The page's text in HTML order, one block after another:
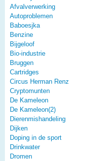
Afvalverwerking
Autoproblemen
Baboesjka
Benzine
Bijgeloof
Bio-industrie
Bruggen
Cartridges
Circus Herman Renz
Cryptomunten
De Kameleon
De Kameleon(2)
Dierenmishandeling
Dijken
Doping in de sport
Drinkwater
Dromen